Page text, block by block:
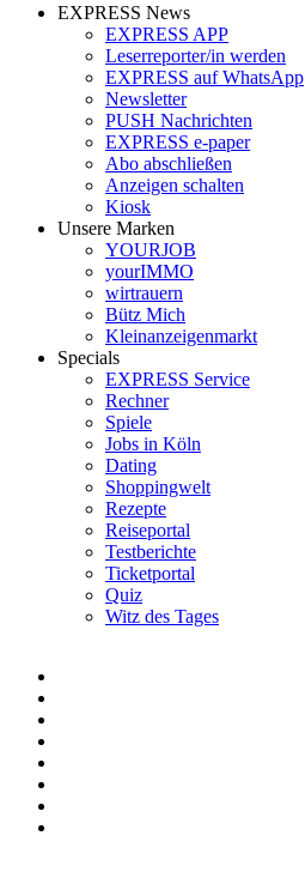
EXPRESS News
EXPRESS APP
Leserreporter/in werden
EXPRESS auf WhatsApp
Newsletter
PUSH Nachrichten
EXPRESS e-paper
Abo abschließen
Anzeigen schalten
Kiosk
Unsere Marken
YOURJOB
yourIMMO
wirtrauern
Bütz Mich
Kleinanzeigenmarkt
Specials
EXPRESS Service
Rechner
Spiele
Jobs in Köln
Dating
Shoppingwelt
Rezepte
Reiseportal
Testberichte
Ticketportal
Quiz
Witz des Tages